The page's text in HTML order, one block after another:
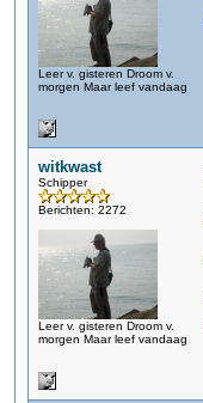
Leer v. gisteren Droom v.
morgen Maar leef vandaag
witkwast
Schipper
Berichten: 2272
Leer v. gisteren Droom v.
morgen Maar leef vandaag